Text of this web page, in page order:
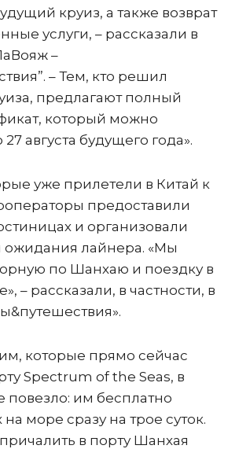
круиз, а также возврат
услуги, – рассказали в
–
– Тем, кто решил
предлагают полный
который можно
августа будущего года».
уже прилетели в Китай к
предоставили
и организовали
ожидания лайнера. «Мы
по Шанхаю и поездку в
– рассказали, в частности, в
которые прямо сейчас
Spectrum of the Seas, в
повезло: им бесплатно
море сразу на трое суток.
в порту Шанхая